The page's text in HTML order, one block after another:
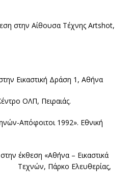
στην Αίθουσα Τέχνης Artshot,
Δράση 1, Αθήνα
ΟΛΠ, Πειραιάς.
1992». Εθνική
«Αθήνα – Εικαστικά
Πάρκο Ελευθερίας,